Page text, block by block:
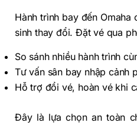
Hành trình bay đến
sinh thay đổi. Đặt vé qua
So sánh nhiều hành trình
Tư vấn sân bay nhập cảnh
Hỗ trợ đổi vé, hoàn vé khi
Đây là lựa chọn an toàn